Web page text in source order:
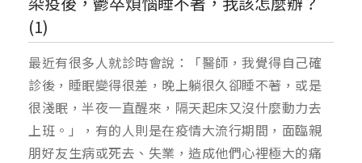
(1)
最近有很多人就診時會說：「醫師，我覺得自己確
診後，睡眠變得很差，晚上躺很久卻睡不著，或是
很淺眠，半夜一直醒來，隔天起床又沒什麼動力去
上班。」，有的人則是在疫情大流行期間，面臨親
朋好友生病或死去、失業，造成他們心裡極大的痛